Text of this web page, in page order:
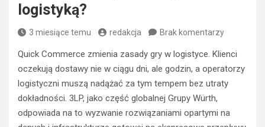
logistyką?
3 miesiące temu redakcja Brak komentarzy
Quick Commerce zmienia zasady gry w logistyce. Klienci
oczekują dostawy nie w ciągu dni, ale godzin, a operatorzy
logistyczni muszą nadążać za tym tempem bez utraty
dokładności. 3LP, jako część globalnej Grupy Würth,
odpowiada na to wyzwanie rozwiązaniami opartymi na